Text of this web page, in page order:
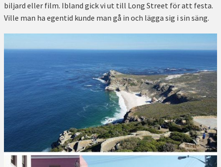
biljard eller film. Ibland gick vi ut till Long Street för att festa.
Ville man ha egentid kunde man gå in och lägga sig i sin säng.